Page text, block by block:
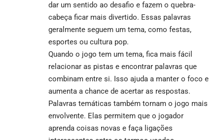
dar um sentido ao desafio e fazem o quebra-
cabeça ficar mais divertido. Essas palavras
geralmente seguem um tema, como festas,
esportes ou cultura pop.
Quando o jogo tem um tema, fica mais fácil
relacionar as pistas e encontrar palavras que
combinam entre si. Isso ajuda a manter o foco e
aumenta a chance de acertar as respostas.
Palavras temáticas também tornam o jogo mais
envolvente. Elas permitem que o jogador
aprenda coisas novas e faça ligações